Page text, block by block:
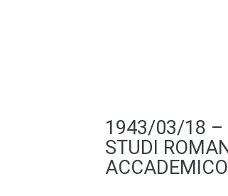
1943/03/18 –
STUDI